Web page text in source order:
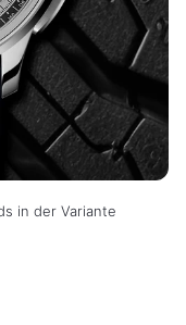
in der Variante